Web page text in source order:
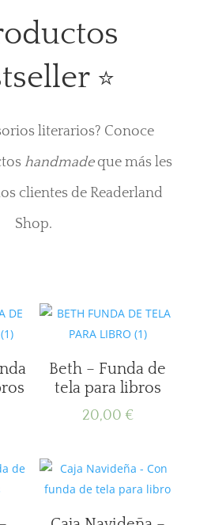
⭐
literarios? Conoce
handmadeque más les
clientes de Readerland
Shop.
Beth – Funda de
tela para libros
20,00 €